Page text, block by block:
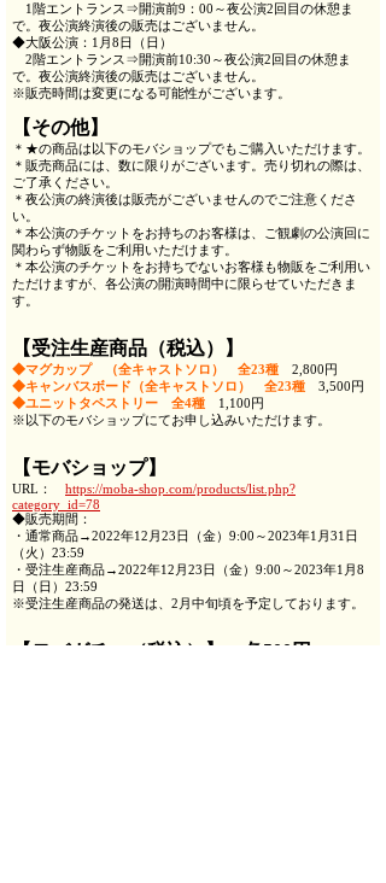
1階エントランス⇒開演前9：00～夜公演2回目の休憩ま
で。夜公演終演後の販売はございません。
◆大阪公演：1月8日（日）
2階エントランス⇒開演前10:30～夜公演2回目の休憩ま
で。夜公演終演後の販売はございません。
※販売時間は変更になる可能性がございます。
【その他】
＊★の商品は以下のモバショップでもご購入いただけます。
＊販売商品には、数に限りがございます。売り切れの際は、
ご了承ください。
＊夜公演の終演後は販売がございませんのでご注意くださ
い。
＊本公演のチケットをお持ちのお客様は、ご観劇の公演回に
関わらず物販をご利用いただけます。
＊本公演のチケットをお持ちでないお客様も物販をご利用い
ただけますが、各公演の開演時間中に限らせていただきま
す。
【受注生産商品（税込）】
◆マグカップ （全キャストソロ） 全23種 2,800円
◆キャンバスボード（全キャストソロ） 全23種 3,500円
◆ユニットタペストリー 全4種 1,100円
※以下のモバショップにてお申し込みいただけます。
【モバショップ】
URL： https://moba-shop.com/products/list.php?
category_id=78
◆販売期間：
・通常商品→2022年12月23日（金）9:00～2023年1月31日
（火）23:59
・受注生産商品→2022年12月23日（金）9:00～2023年1月8
日（日）23:59
※受注生産商品の発送は、2月中旬頃を予定しております。
【モバガチャ（税込）】 各500円